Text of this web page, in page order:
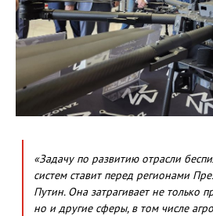
«Задачу по развитию отрасли
систем ставит перед регионами
Путин. Она затрагивает не только
но и другие сферы, в том числе